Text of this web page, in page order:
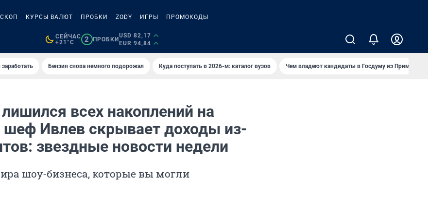
КУРСЫ ВАЛЮТ ПРОБКИ ZODY ИГРЫ ПРОМОКОДЫ
СЕЙЧАС
+21°C
2 ПРОБКИ
USD 82,17
EUR 94,84
Бензин снова немного подорожал Куда поступать в 2026-м: каталог вузов Чем владеют кандидаты в Госдуму из Приморья
всех накоплений на
шеф Ивлев скрывает доходы из-
звездные новости недели
шоу-бизнеса, которые вы могли